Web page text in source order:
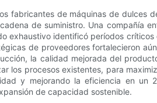
fabricantes de máquinas de dulces
de suministro. Una compañía
exhaustivo identificó períodos
de proveedores fortalecieron
la calidad mejorada del
los procesos existentes, para
y mejorando la eficiencia en un
de capacidad sostenible.